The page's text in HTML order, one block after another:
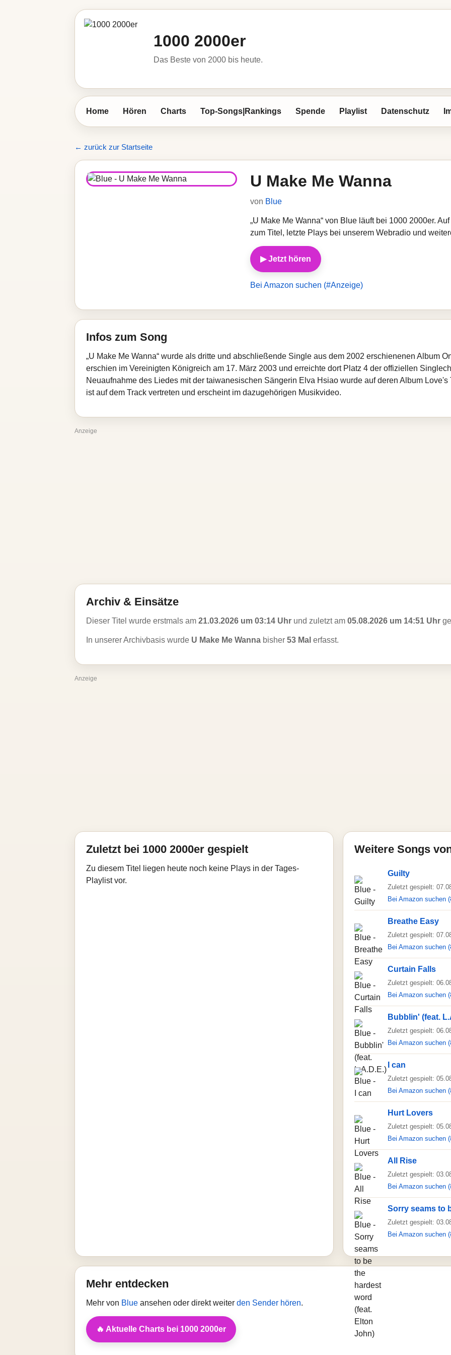
1000 2000er
Das Beste von 2000 bis heute.
Home Hören Charts Top-Songs|Rankings Spende Playlist Datenschutz
← zurück zur Startseite
U Make Me Wanna
von Blue
„U Make Me Wanna“ von Blue läuft bei 1000 2000er.
zum Titel, letzte Plays bei unserem Webradio und
▶ Jetzt hören
Bei Amazon suchen (#Anzeige)
Infos zum Song
„U Make Me Wanna“ wurde als dritte und abschließende Single aus dem 2002 erschienenen Album
erschien im Vereinigten Königreich am 17. März 2003 und erreichte dort Platz 4 der offiziellen
Neuaufnahme des Liedes mit der taiwanesischen Sängerin Elva Hsiao wurde auf deren Album
ist auf dem Track vertreten und erscheint im dazugehörigen Musikvideo.
Anzeige
Archiv & Einsätze
Dieser Titel wurde erstmals am 21.03.2026 um 03:14 Uhr und zuletzt am 05.08.2026 um 14:51 Uhr
In unserer Archivbasis wurde U Make Me Wanna bisher 53 Mal erfasst.
Anzeige
Zuletzt bei 1000 2000er gespielt
Zu diesem Titel liegen heute noch keine Plays in der Tages-
Playlist vor.
Weitere Songs
Guilty
Zuletzt gespielt:
Bei Amazon suchen
Breathe Easy
Zuletzt gespielt:
Bei Amazon suchen
Curtain Falls
Zuletzt gespielt:
Bei Amazon suchen
Bubblin' (feat.
Zuletzt gespielt:
Bei Amazon suchen
I can
Zuletzt gespielt:
Bei Amazon suchen
Hurt Lovers
Zuletzt gespielt:
Bei Amazon suchen
All Rise
Zuletzt gespielt:
Bei Amazon suchen
Sorry seams to
Zuletzt gespielt:
Bei Amazon suchen
Mehr entdecken
Mehr von Blue ansehen oder direkt weiter den Sender hören.
🔥 Aktuelle Charts bei 1000 2000er